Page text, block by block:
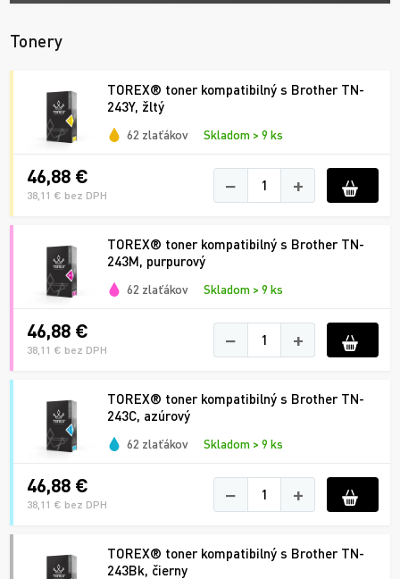
Tonery
TOREX® toner kompatibilný s Brother TN-
243Y, žltý
62 zlaťákov Skladom > 9 ks
46,88 €
38,11 € bez DPH − +
TOREX® toner kompatibilný s Brother TN-
243M, purpurový
62 zlaťákov Skladom > 9 ks
46,88 €
38,11 € bez DPH − +
TOREX® toner kompatibilný s Brother TN-
243C, azúrový
62 zlaťákov Skladom > 9 ks
46,88 €
38,11 € bez DPH − +
TOREX® toner kompatibilný s Brother TN-
243Bk, čierny